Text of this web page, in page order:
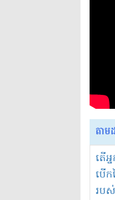
តាម
តើអ្
បើ
រប